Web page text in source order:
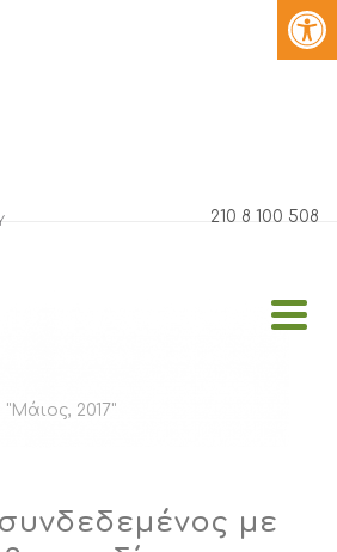
210 8 100 508
2017"
με